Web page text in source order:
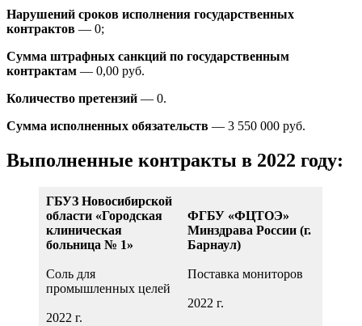
Поставка ящиков из
трехслойного
гофрированного
картона
НОВОСИБИРСКОЙ
ШКОЛА
«СИБИРЬ»
Поставка скрепера для
уборки снега
2020 г.
РОСРЕЕСТРА»
накопителей
2020 г.
ФГБУ НМИЦ ИМ.
Нарушений сроков исполнения государственных
контрактов — 0;
Сумма штрафных санкций по государственным
контрактам — 0,00 руб.
Количество претензий — 0.
Сумма исполненных обязательств — 3 550 000 руб.
Выполненные контракты в 2022 году:
ГБУЗ Новосибирской
области «Городская
клиническая
больница № 1»
Соль для
промышленных целей
2022 г.
ФГБУ «ФЦТОЭ»
Минздрава России (г.
Барнаул)
Поставка мониторов
2022 г.